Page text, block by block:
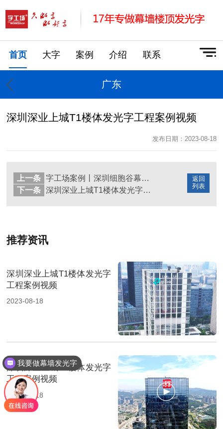
首页 大字 案例 介绍 联系
广东
深圳深业上城T1楼体发光字工程案例视频
发布日期：2023-08-18
返回
列表
上一条
字工场案例丨深圳细胞谷幕墙发光字工程
下一条
深圳深业上城T1楼体发光字工程案例视频
推荐资讯
深圳深业上城T1楼体发光字
工程案例视频
2023-08-18
深圳深业上城T1楼体发光字
工程案例视频
2023-08-18
我要做幕墙发光字